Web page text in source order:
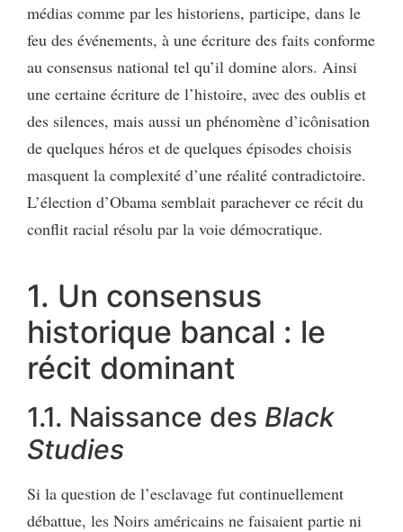
médias comme par les historiens, participe, dans le
feu des événements, à une écriture des faits conforme
au consensus national tel qu’il domine alors. Ainsi
une certaine écriture de l’histoire, avec des oublis et
des silences, mais aussi un phénomène d’icônisation
de quelques héros et de quelques épisodes choisis
masquent la complexité d’une réalité contradictoire.
L’élection d’Obama semblait parachever ce récit du
conflit racial résolu par la voie démocratique.
1. Un consensus
historique bancal : le
récit dominant
1.1. Naissance des Black
Studies
Si la question de l’esclavage fut continuellement
débattue, les Noirs américains ne faisaient partie ni